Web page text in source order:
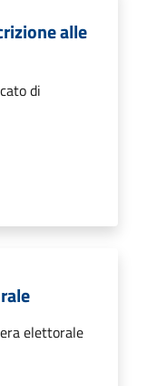
alle
di
elettorale